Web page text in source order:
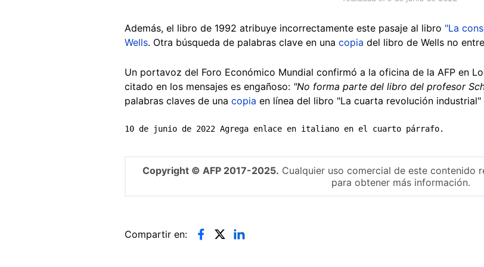
Además, el libro de 1992 atribuye incorrectamente este pasaje al libro "La
Wells. Otra búsqueda de palabras clave en una copia del libro de Wells no
Un portavoz del Foro Económico Mundial confirmó a la oficina de la AFP en
citado en los mensajes es engañoso: "No forma parte del libro del profesor
palabras claves de una copia en línea del libro "La cuarta revolución
10 de junio de 2022 Agrega enlace en italiano en el cuarto párrafo.
Copyright © AFP 2017-2025. Cualquier uso comercial de este contenido
para obtener más información.
Compartir en: